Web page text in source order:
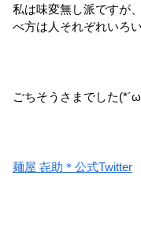
私は味変無し派ですが
べ方は人それぞれいろ
ごちそうさまでした
麺屋 㐂助＊公式Twitter